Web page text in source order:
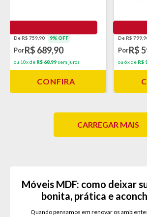
De R$ 759,90 9% OFF
PorR$ 689,90
ou 10x de R$ 68,99 sem juros
CONFIRA
De R$
PorR$
ou 6x de R$
CARREGAR MAIS
Móveis MDF: como deixar
bonita, prática e
Quando pensamos em renovar os